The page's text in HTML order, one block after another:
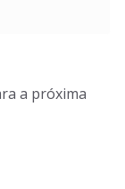
a próxima